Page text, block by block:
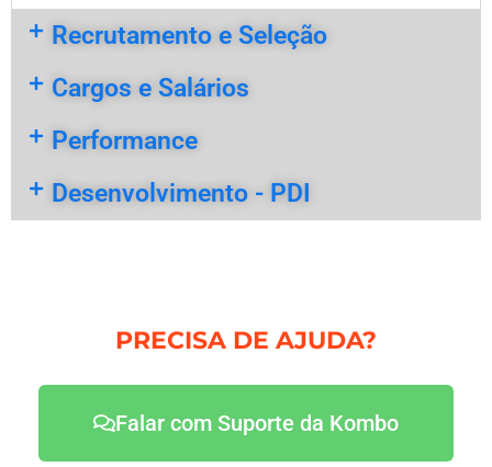
Recrutamento e Seleção
Cargos e Salários
Performance
Desenvolvimento - PDI
PRECISA DE AJUDA?
Falar com Suporte da Kombo